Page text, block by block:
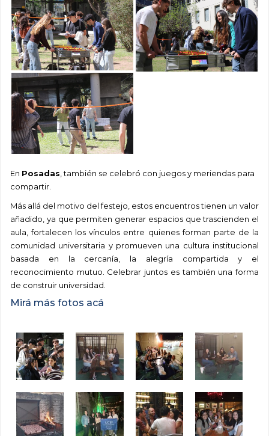
En Posadas , también se celebró con juegos y meriendas para
compartir.
Más allá del motivo del festejo, estos encuentros tienen un valor
añadido, ya que permiten generar espacios que trascienden el
aula, fortalecen los vínculos entre quienes forman parte de la
comunidad universitaria y promueven una cultura institucional
basada en la cercanía, la alegría compartida y el
reconocimiento mutuo. Celebrar juntos es también una forma
de construir universidad.
Mirá más fotos acá